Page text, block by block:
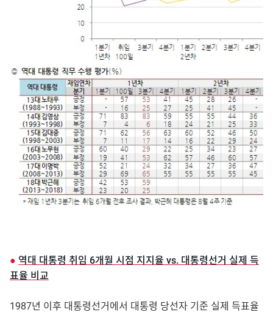
● 역대 대통령 취임 6개월 시점 지지율 vs. 대통령선거 실제 득
표율 비교
1987년 이후 대통령선거에서 대통령 당선자 기준 실제 득표율